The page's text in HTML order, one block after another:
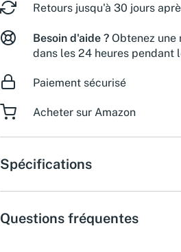
Retours jusqu'à 30 jours
Besoin d'aide ? Obtenez une
dans les 24 heures pendant
Paiement sécurisé
Acheter sur Amazon
Spécifications
Questions fréquentes